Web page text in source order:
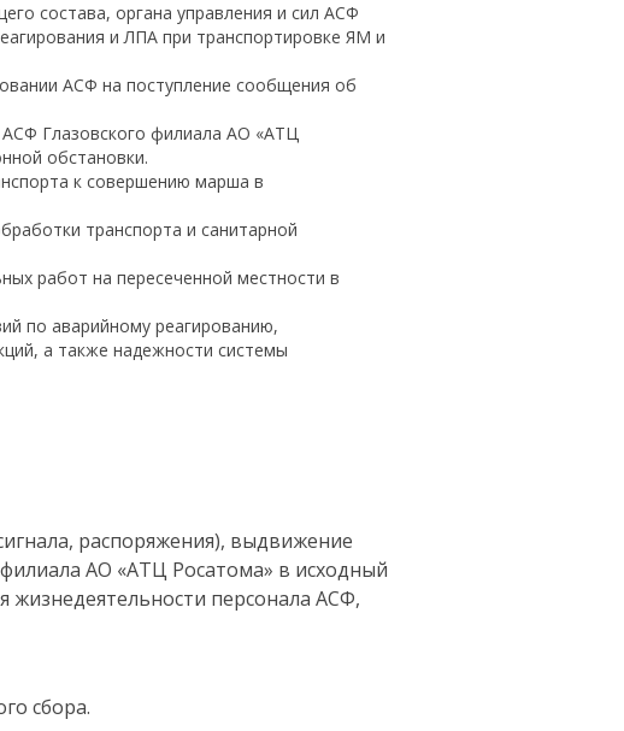
состава, органа управления и сил АСФ
и ЛПА при транспортировке ЯМ и
АСФ на поступление сообщения об
АСФ Глазовского филиала АО «АТЦ
обстановки.
к совершению марша в
транспорта и санитарной
работ на пересеченной местности в
по аварийному реагированию,
а также надежности системы
распоряжения), выдвижение
АО «АТЦ Росатома» в исходный
персонала АСФ,
сбора.